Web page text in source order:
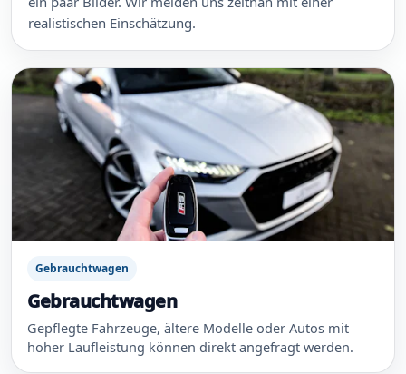
realistischen Einschätzung.
Gebrauchtwagen
Gebrauchtwagen
Gepflegte Fahrzeuge, ältere Modelle oder Autos mit
hoher Laufleistung können direkt angefragt werden.